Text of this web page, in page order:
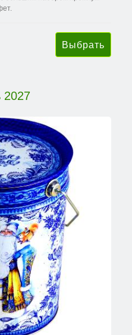
2027